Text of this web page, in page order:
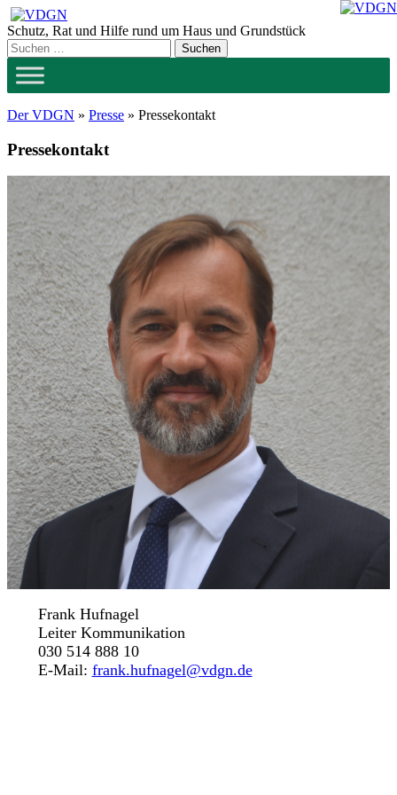
Zum
Inhalt
springen
Schutz, Rat und Hilfe rund um Haus und Grundstück
Der VDGN » Presse » Pressekontakt
Pressekontakt
Frank Hufnagel
Leiter Kommunikation
030 514 888 10
E-Mail: frank.hufnagel@vdgn.de